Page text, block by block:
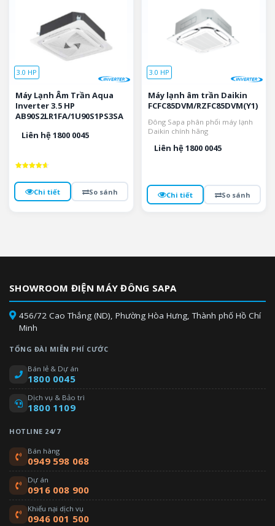
3.0 HP
Máy Lạnh Âm Trần Aqua
Inverter 3.5 HP
AB90S2LR1FA/1U90S1PS3SA
Liên hệ 1800 0045
hạng
5 saoChi tiết So sánh
3.0 HP
Máy lạnh âm trần Daikin
FCFC85DVM/RZFC85DVM(Y1)
Đông Sapa phân phối máy lạnh
Daikin chính hãng
Liên hệ 1800 0045
Chi tiết So sánh
SHOWROOM ĐIỆN MÁY ĐÔNG SAPA
456/72 Cao Thắng (ND), Phường Hòa Hưng, Thành phố Hồ Chí
Minh
TỔNG ĐÀI MIỄN PHÍ CƯỚC
Bán lẻ & Dự án
1800 0045
Dịch vụ & Bảo trì
1800 1109
HOTLINE 24/7
Bán hàng
0949 598 068
Dự án
0916 008 900
Khiếu nại dịch vụ
0946 001 500